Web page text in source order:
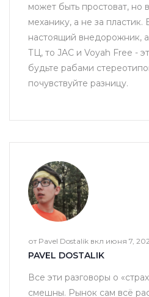
может быть простоват, но
механику, а не за пластик.
настоящий внедорожник,
ТЦ, то JAC и Voyah Free -
будьте рабами
почувствуйте разницу.
от Pavel Dostalik вкл июня 7,
PAVEL DOSTALIK
Все эти разговоры о
смешны. Рынок сам всё